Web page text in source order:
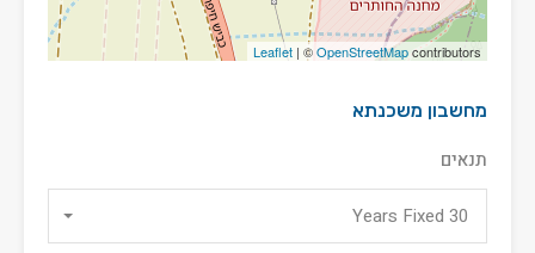
Leaflet | ©OpenStreetMapcontributors
מחשבון משכנתא
תנאים
30 Years Fixed